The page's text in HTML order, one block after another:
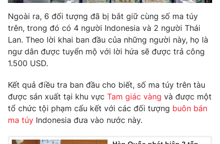
Thị trường
Tư vấn
Lịch phát sóng
Chuyên mục khác
Emagazine
Photo Infographic
Video Shorts video
Ngoài ra, 6 đối tượng đã bị bắt giữ cùng số ma túy
trên, trong đó có 4 người Indonesia và 2 người Thái
Lan. Theo lời khai ban đầu của những người này, họ là
ngư dân được tuyển mộ với lời hứa sẽ được trả công
1.500 USD.
Kết quả điều tra ban đầu cho biết, số ma túy trên tàu
được sản xuất tại khu vực Tam giác vàng và được một
tổ chức tội phạm cấu kết với các đối tượng buôn bán
ma túy Indonesia đưa vào nước này.